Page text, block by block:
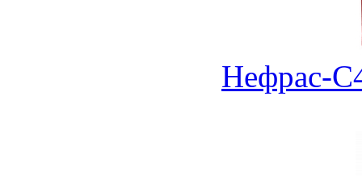
Нефрас-